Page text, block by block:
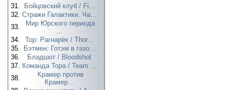
31.
Бойцовский клуб / Fi...
32. Стражи Галактики. Ча...
33.
Мир Юрского периода
...
34.
Тор: Рагнарёк / Thor...
35.
Бэтмен: Готэм в газо...
36.
Бладшот / Bloodshot
37. Команда Тора / Team ...
38.
Крамер против
Крамер...